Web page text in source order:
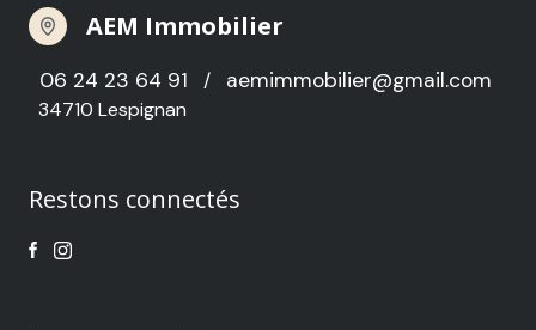
AEM Immobilier
06 24 23 64 91 / aemimmobilier@gmail.com
34710 Lespignan
Restons connectés